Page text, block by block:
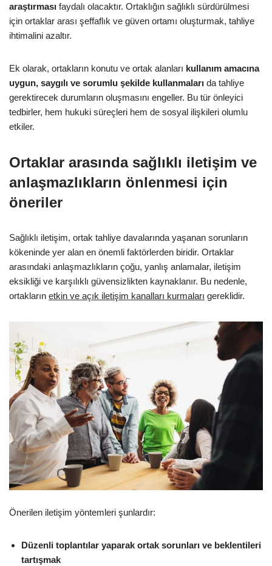
araştırması faydalı olacaktır. Ortaklığın sağlıklı sürdürülmesi
için ortaklar arası şeffaflık ve güven ortamı oluşturmak, tahliye
ihtimalini azaltır.
Ek olarak, ortakların konutu ve ortak alanları kullanım amacına
uygun, saygılı ve sorumlu şekilde kullanmaları da tahliye
gerektirecek durumların oluşmasını engeller. Bu tür önleyici
tedbirler, hem hukuki süreçleri hem de sosyal ilişkileri olumlu
etkiler.
Ortaklar arasında sağlıklı iletişim ve
anlaşmazlıkların önlenmesi için
öneriler
Sağlıklı iletişim, ortak tahliye davalarında yaşanan sorunların
kökeninde yer alan en önemli faktörlerden biridir. Ortaklar
arasındaki anlaşmazlıkların çoğu, yanlış anlamalar, iletişim
eksikliği ve karşılıklı güvensizlikten kaynaklanır. Bu nedenle,
ortakların etkin ve açık iletişim kanalları kurmaları gereklidir.
Önerilen iletişim yöntemleri şunlardır:
Düzenli toplantılar yaparak ortak sorunları ve beklentileri
tartışmak